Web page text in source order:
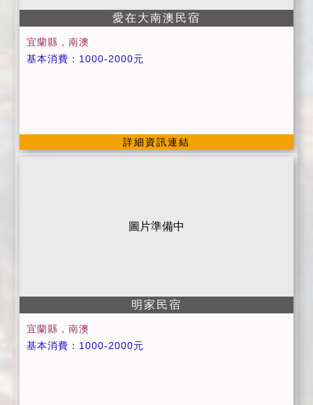
愛在大南澳民宿
宜蘭縣，南澳
基本消費：1000-2000元
詳細資訊連結
圖片準備中
明家民宿
宜蘭縣，南澳
基本消費：1000-2000元